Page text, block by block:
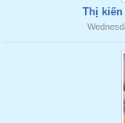
Thị kiến